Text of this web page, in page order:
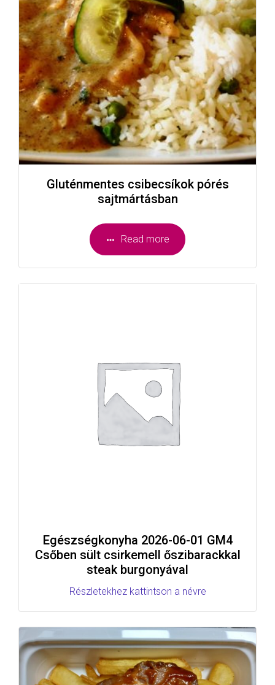
Gluténmentes csibecsíkok pórés
sajtmártásban
Read more
Egészségkonyha 2026-06-01 GM4
Csőben sült csirkemell őszibarackkal
steak burgonyával
Részletekhez kattintson a névre